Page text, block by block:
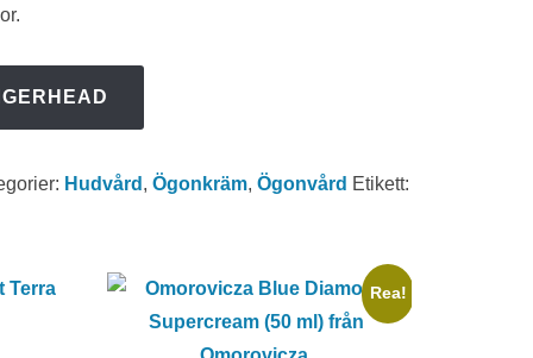
Hudvård , Ögonkräm, Ögonvård Etikett:
Rea!